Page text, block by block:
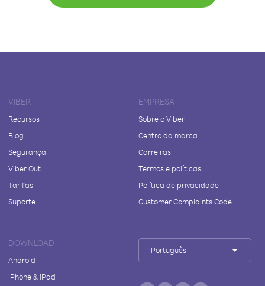
VIBER
Recursos
Blog
Segurança
Viber Out
Tarifas
Suporte
EMPRESA
Sobre o Viber
Centro da marca
Carreiras
Termos e políticas
Política de privacidade
Customer Complaints Code
DOWNLOAD
Android
iPhone & iPad
Português